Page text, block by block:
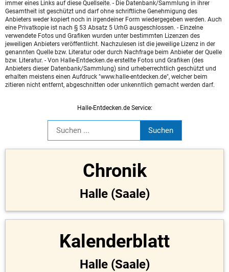
immer eines Links auf diese Quellseite. - Die Datenbank/Sammlung in ihrer
Gesamtheit ist geschützt und darf ohne schriftliche Genehmigung des
Anbieters weder kopiert noch in irgendeiner Form wiedergegeben werden. Auch
eine Privatkopie ist nach § 53 Absatz 5 UrhG ausgeschlossen. - Einzelne
verwendete Fotos und Grafiken wurden unter bestimmten Lizenzen des
jeweiligen Anbieters veröffentlicht. Nachzulesen ist die jeweilige Lizenz in der
genannten Quelle bzw. Literatur oder durch Nachfrage beim Anbieter der Quelle
bzw. Literatur. - Von Halle-Entdecken.de erstellte Fotos und Grafiken (des
Anbieters dieser Datenbank/Sammlung) sind urheberrechtlich geschützt und
erhalten meistens einen Aufdruck "www.halle-entdecken.de", welcher beim
zitieren nicht entfernt, abgeschnitten oder unkenntlich gemacht werden darf.
Halle-Entdecken.de Service:
Chronik
Halle (Saale)
Kalenderblatt
Halle (Saale)